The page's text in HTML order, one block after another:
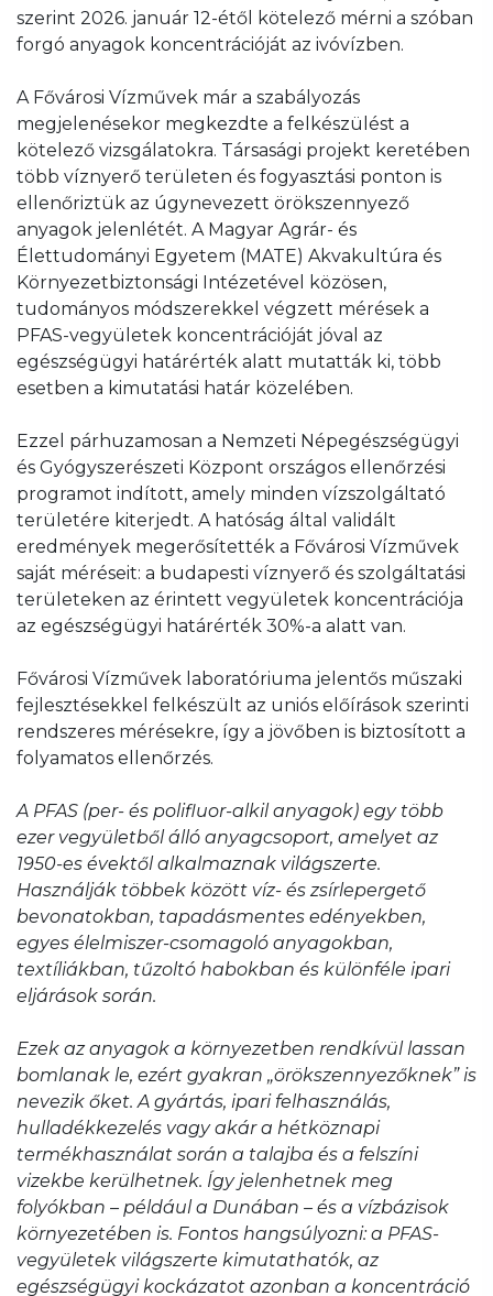
szerint 2026. január 12-étől kötelező mérni a szóban
forgó anyagok koncentrációját az ivóvízben.
A Fővárosi Vízművek már a szabályozás
megjelenésekor megkezdte a felkészülést a
kötelező vizsgálatokra. Társasági projekt keretében
több víznyerő területen és fogyasztási ponton is
ellenőriztük az úgynevezett örökszennyező
anyagok jelenlétét. A Magyar Agrár- és
Élettudományi Egyetem (MATE) Akvakultúra és
Környezetbiztonsági Intézetével közösen,
tudományos módszerekkel végzett mérések a
PFAS-vegyületek koncentrációját jóval az
egészségügyi határérték alatt mutatták ki, több
esetben a kimutatási határ közelében.
Ezzel párhuzamosan a Nemzeti Népegészségügyi
és Gyógyszerészeti Központ országos ellenőrzési
programot indított, amely minden vízszolgáltató
területére kiterjedt. A hatóság által validált
eredmények megerősítették a Fővárosi Vízművek
saját méréseit: a budapesti víznyerő és szolgáltatási
területeken az érintett vegyületek koncentrációja
az egészségügyi határérték 30%-a alatt van.
Fővárosi Vízművek laboratóriuma jelentős műszaki
fejlesztésekkel felkészült az uniós előírások szerinti
rendszeres mérésekre, így a jövőben is biztosított a
folyamatos ellenőrzés.
A PFAS (per- és polifluor-alkil anyagok) egy több
ezer vegyületből álló anyagcsoport, amelyet az
1950-es évektől alkalmaznak világszerte.
Használják többek között víz- és zsírlepergető
bevonatokban, tapadásmentes edényekben,
egyes élelmiszer-csomagoló anyagokban,
textíliákban, tűzoltó habokban és különféle ipari
eljárások során.
Ezek az anyagok a környezetben rendkívül lassan
bomlanak le, ezért gyakran „örökszennyezőknek” is
nevezik őket. A gyártás, ipari felhasználás,
hulladékkezelés vagy akár a hétköznapi
termékhasználat során a talajba és a felszíni
vizekbe kerülhetnek. Így jelenhetnek meg
folyókban – például a Dunában – és a vízbázisok
környezetében is. Fontos hangsúlyozni: a PFAS-
vegyületek világszerte kimutathatók, az
egészségügyi kockázatot azonban a koncentráció